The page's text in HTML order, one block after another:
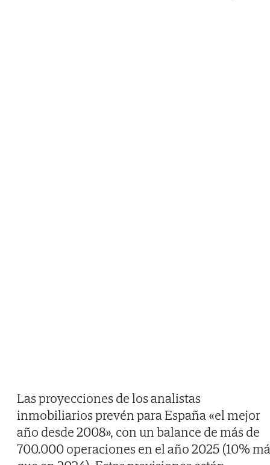
Las proyecciones de los analistas
inmobiliarios prevén para España «el mejor
año desde 2008», con un balance de más de
700.000 operaciones en el año 2025 (10%